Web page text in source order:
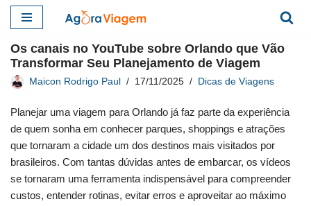
para
o
conteúdo
Os canais no YouTube sobre Orlando que Vão
Transformar Seu Planejamento de Viagem
Maicon Rodrigo Paul 17/11/2025 Dicas de Viagens
Planejar uma viagem para Orlando já faz parte da experiência
de quem sonha em conhecer parques, shoppings e atrações
que tornaram a cidade um dos destinos mais visitados por
brasileiros. Com tantas dúvidas antes de embarcar, os vídeos
se tornaram uma ferramenta indispensável para compreender
custos, entender rotinas, evitar erros e aproveitar ao máximo